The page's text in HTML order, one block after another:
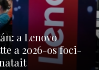
a Lenovo
a 2026-os foci-